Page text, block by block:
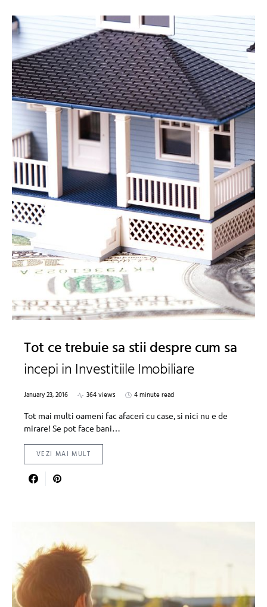
Tot ce trebuie sa stii despre cum sa
incepi in Investitiile Imobiliare
January 23, 2016 364 views
4 minute read
Tot mai multi oameni fac afaceri cu case, si nici nu e de
mirare! Se pot face bani…
VEZI MAI MULT